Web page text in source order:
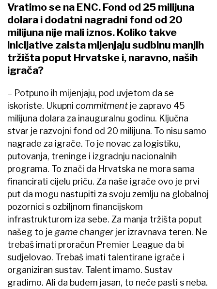
Vratimo se na ENC. Fond od 25 milijuna
dolara i dodatni nagradni fond od 20
milijuna nije mali iznos. Koliko takve
inicijative zaista mijenjaju sudbinu manjih
tržišta poput Hrvatske i, naravno, naših
igrača?
– Potpuno ih mijenjaju, pod uvjetom da se
iskoriste. Ukupni commitment je zapravo 45
milijuna dolara za inauguralnu godinu. Ključna
stvar je razvojni fond od 20 milijuna. To nisu samo
nagrade za igrače. To je novac za logistiku,
putovanja, treninge i izgradnju nacionalnih
programa. To znači da Hrvatska ne mora sama
financirati cijelu priču. Za naše igrače ovo je prvi
put da mogu nastupiti za svoju zemlju na globalnoj
pozornici s ozbiljnom financijskom
infrastrukturom iza sebe. Za manja tržišta poput
našeg to je game changer jer izravnava teren. Ne
trebaš imati proračun Premier League da bi
sudjelovao. Trebaš imati talentirane igrače i
organiziran sustav. Talent imamo. Sustav
gradimo. Ali da budem jasan, to neće pasti s neba.